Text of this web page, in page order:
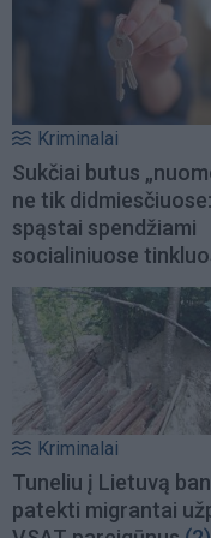
Kriminalai
Sukčiai butus
ne tik didmiesčiuose:
spąstai spendžiami
socialiniuose
Kriminalai
Tuneliu į Lietuvą
patekti migrantai